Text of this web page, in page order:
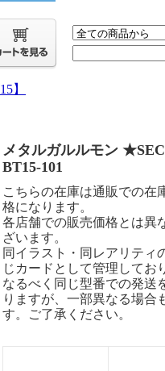
】
メタルガルルモン
BT15-101
こちらの在庫は通販での在
格になります。
各店舗での販売価格とは異
ざいます。
同イラスト・同レアリティ
じカードとして管理してお
なるべく同じ型番での発送
りますが、一部異なる場合
す。ご了承ください。